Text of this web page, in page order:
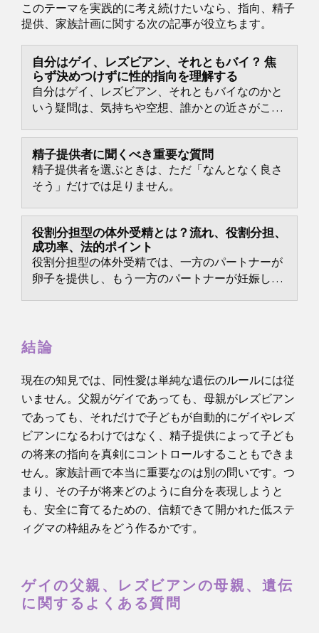
このテーマを実践的に考え続けたいなら、指向、精子
提供、家族計画に関する次の記事が役立ちます。
自分はゲイ、レズビアン、それともバイ？ 焦
らず決めつけずに性的指向を理解する
自分はゲイ、レズビアン、それともバイなのかと
いう疑問は、気持ちや空想、誰かとの近さがこれ
たときに、急に強く押し寄せることがあります。
精子提供者に聞くべき重要な質問
精子提供者を選ぶときは、ただ「なんとなく良さ
そう」だけでは足りません。
役割分担型の体外受精とは？流れ、役割分担、
成功率、法的ポイント
役割分担型の体外受精では、一方のパートナーが
卵子を提供し、もう一方のパートナーが妊娠しま
結論
現在の知見では、同性愛は単純な遺伝のルールには従
いません。父親がゲイであっても、母親がレズビアン
であっても、それだけで子どもが自動的にゲイやレズ
ビアンになるわけではなく、精子提供によって子ども
の将来の指向を真剣にコントロールすることもできま
せん。家族計画で本当に重要なのは別の問いです。つ
まり、その子が将来どのように自分を表現しようと
も、安全に育てるための、信頼できて開かれた低ステ
ィグマの枠組みをどう作るかです。
ゲイの父親、レズビアンの母親、遺伝
に関するよくある質問